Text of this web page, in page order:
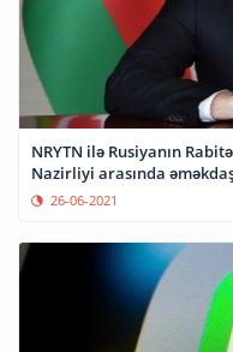
NRYTN ilə Rusiyanın
Nazirliyi arasında
26-06-2021